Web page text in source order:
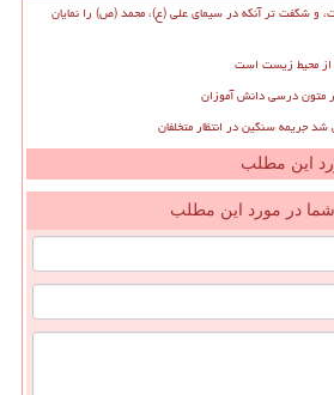
شگفت تر آنکه در سیمای علی (ع)، محمد (ص) را نمایان
از محیط زیست است
متون درسی دانش آموزان
این مطلب
در مورد این مطلب